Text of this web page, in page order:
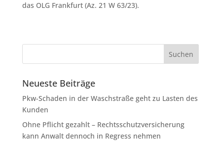
das OLG Frankfurt (Az. 21 W 63/23).
Neueste Beiträge
Pkw-Schaden in der Waschstraße geht zu Lasten des
Kunden
Ohne Pflicht gezahlt – Rechtsschutzversicherung
kann Anwalt dennoch in Regress nehmen